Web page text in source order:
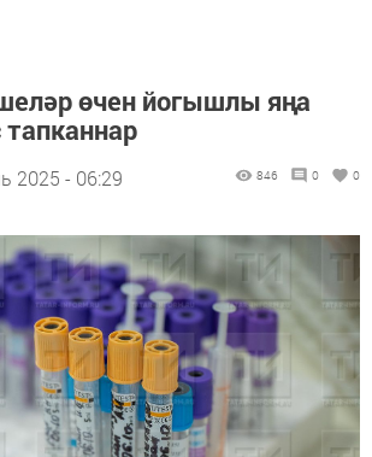
өчен йогышлы яңа
тапканнар
2025 - 06:29 846 0 0